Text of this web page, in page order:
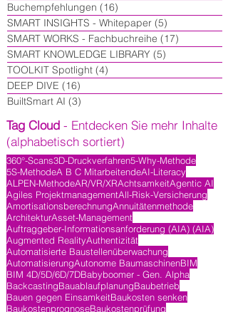
Buchempfehlungen (16)
SMART INSIGHTS - Whitepaper (5)
SMART WORKS - Fachbuchreihe (17)
SMART KNOWLEDGE LIBRARY (5)
TOOLKIT Spotlight (4)
DEEP DIVE (16)
BuiltSmart AI (3)
Tag Cloud - Entdecken Sie mehr Inhalte
(alphabetisch sortiert)
360°-Scans3D-Druckverfahren5-Why-Methode
5S-MethodeA B C MitarbeitendeAI-Literacy
ALPEN-MethodeAR/VR/XRAchtsamkeitAgentic AI
Agiles ProjektmanagementAll-Risk-Versicherung
AmortisationsberechnungAnnuitätenmethode
ArchitekturAsset-Management
Auftraggeber-Informationsanforderung (AIA) (AIA)
Augmented RealityAuthentizität
Automatisierte Baustellenüberwachung
AutomatisierungAutonome BaumaschinenBIM
BIM 4D/5D/6D/7DBabyboomer - Gen. Alpha
BackcastingBauablaufplanungBaubetrieb
Bauen gegen EinsamkeitBaukosten senken
BaukostenprognoseBaukostenprüfung